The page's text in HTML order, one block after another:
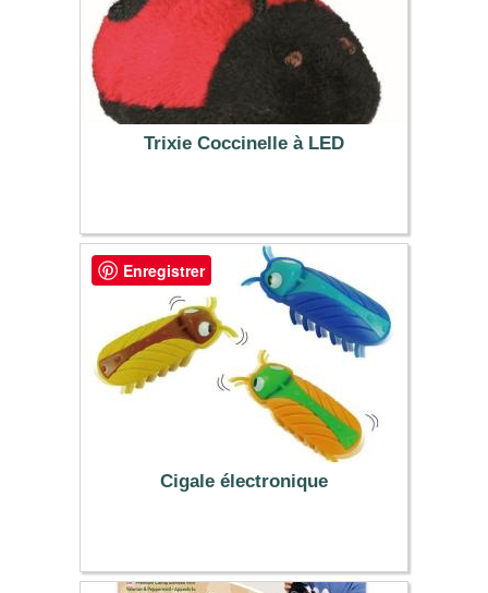
Trixie Coccinelle à LED
4.99 €
Cigale électronique
3.99 €
Enregistrer